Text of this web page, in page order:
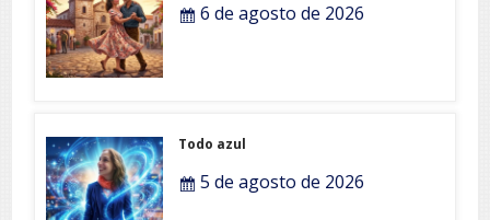
6 de agosto de 2026
Todo azul
5 de agosto de 2026